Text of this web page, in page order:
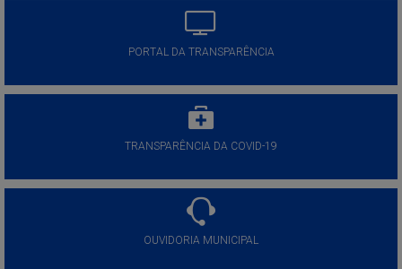
PORTAL DA TRANSPARÊNCIA
TRANSPARÊNCIA DA COVID-19
OUVIDORIA MUNICIPAL